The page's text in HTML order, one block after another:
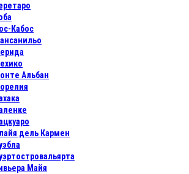
Кабос
Альбан
дель Кармен
Майя